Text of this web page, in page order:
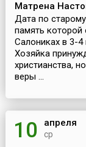
Матрена
Дата по
память которой
Салониках в 3-
Хозяйка
христианства,
веры ...
10 апреля
ср